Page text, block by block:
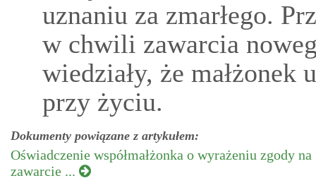
uznaniu za zmarłego.
w chwili zawarcia
wiedziały, że małżonek
przy życiu.
Dokumenty powiązane z artykułem:
Oświadczenie współmałżonka o wyrażeniu zgody na
zawarcie ...